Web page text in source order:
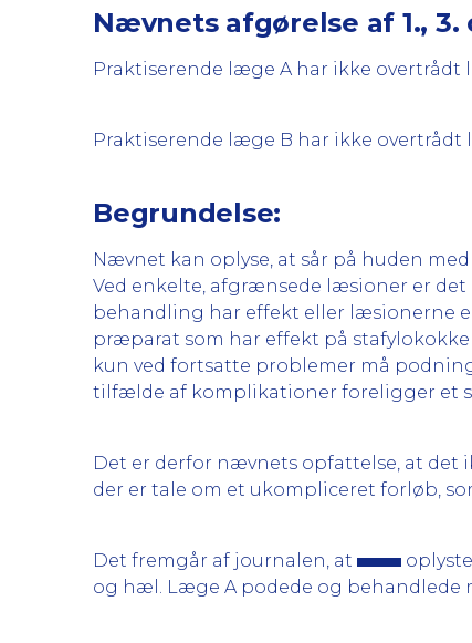
Nævnets afgørelse af 1.,
Praktiserende læge A har ikke
Praktiserende læge B har ikke
Begrundelse:
Nævnet kan oplyse, at sår på huden
Ved enkelte, afgrænsede læsioner er
behandling har effekt eller læsionerne
præparat som har effekt på
kun ved fortsatte problemer må
tilfælde af komplikationer foreligger et
Det er derfor nævnets opfattelse, at det
der er tale om et ukompliceret forløb,
Det fremgår af journalen, at
og hæl. Læge A podede og behandlede